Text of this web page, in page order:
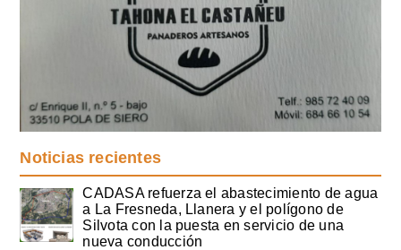
Noticias recientes
CADASA refuerza el abastecimiento de agua
a La Fresneda, Llanera y el polígono de
Silvota con la puesta en servicio de una
nueva conducción